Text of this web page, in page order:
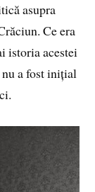
asupra
Ce era
istoria acestei
a fost inițial